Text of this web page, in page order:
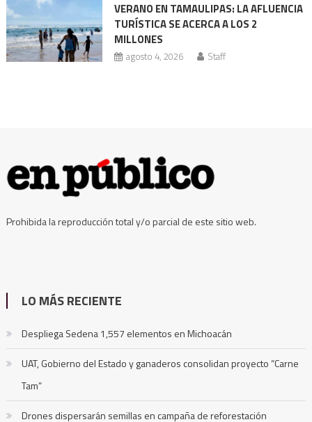
VERANO EN TAMAULIPAS: LA AFLUENCIA
TURÍSTICA SE ACERCA A LOS 2
MILLONES
agosto 4, 2026 Staff
Prohibida la reproducción total y/o parcial de este sitio web.
LO MÁS RECIENTE
Despliega Sedena 1,557 elementos en Michoacán
UAT, Gobierno del Estado y ganaderos consolidan proyecto “Carne
Tam”
Drones dispersarán semillas en campaña de reforestación